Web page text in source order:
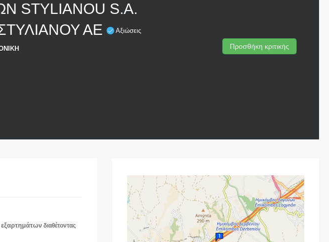
STYLIANOU S.A.
ΑΕ
Αξιώσεις
Προσθήκη κριτικής
διαθέτοντας